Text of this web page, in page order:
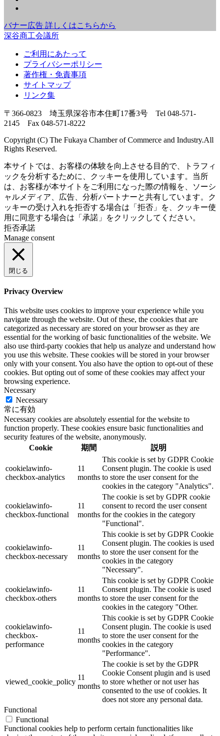
バナー広告 詳しくはこちらから
深谷商工会議所
ご利用にあたって
プライバシーポリシー
著作権・免責事項
サイトマップ
リンク集
〒366-0823 埼玉県深谷市本住町17番3号 Tel 048-571-
2145 Fax 048-571-8222
Copyright (C) The Fukaya Chamber of Commerce and Industry.All
Rights Reserved.
本サイトでは、お客様の体験を向上させる目的で、トラフィ
ックを分析するために、クッキーを使用しています。当所
は、お客様が本サイトをご利用になった際の情報を、ソーシ
ャルメディア、広告、分析パートナーと共有しています。ク
ッキーの受け入れを拒否する場合は「拒否」を、クッキー使
用に同意する場合は「承諾」をクリックしてください。
拒否承諾
Manage consent
閉じる
Privacy Overview
This website uses cookies to improve your experience while you
navigate through the website. Out of these, the cookies that are
categorized as necessary are stored on your browser as they are
essential for the working of basic functionalities of the website. We
also use third-party cookies that help us analyze and understand how
you use this website. These cookies will be stored in your browser
only with your consent. You also have the option to opt-out of these
cookies. But opting out of some of these cookies may affect your
browsing experience.
Necessary
Necessary
常に有効
Necessary cookies are absolutely essential for the website to
function properly. These cookies ensure basic functionalities and
security features of the website, anonymously.
Cookie
期間 説明
cookielawinfo-
checkbox-analytics
11
months
This cookie is set by GDPR Cookie
Consent plugin. The cookie is used
to store the user consent for the
cookies in the category "Analytics".
cookielawinfo-
checkbox-functional
11
months
The cookie is set by GDPR cookie
consent to record the user consent
for the cookies in the category
"Functional".
cookielawinfo-
checkbox-necessary
11
months
This cookie is set by GDPR Cookie
Consent plugin. The cookies is used
to store the user consent for the
cookies in the category
"Necessary".
cookielawinfo-
checkbox-others
11
months
This cookie is set by GDPR Cookie
Consent plugin. The cookie is used
to store the user consent for the
cookies in the category "Other.
cookielawinfo-
checkbox-
performance
11
months
This cookie is set by GDPR Cookie
Consent plugin. The cookie is used
to store the user consent for the
cookies in the category
"Performance".
viewed_cookie_policy
11
months
The cookie is set by the GDPR
Cookie Consent plugin and is used
to store whether or not user has
consented to the use of cookies. It
does not store any personal data.
Functional
Functional
Functional cookies help to perform certain functionalities like